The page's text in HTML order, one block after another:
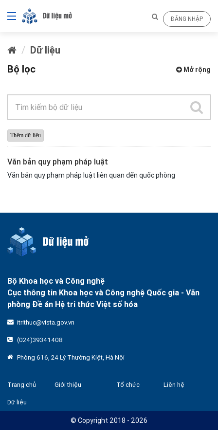
ĐĂNG NHẬP
Dữ liệu
Bộ lọc
Mở rộng
Văn bản quy phạm pháp luật
Văn bản quy phạm pháp luật liên quan đến quốc phòng
Bộ Khoa học và Công nghệ
Cục thông tin Khoa học và Công nghệ Quốc gia - Văn
phòng Đề án Hệ tri thức Việt số hóa
itrithuc@vista.gov.vn
(024)39341408
Phòng 616, 24 Lý Thường Kiệt, Hà Nội
Trang chủ Giới thiệu
Dữ liệu
Tổ chức Liên hệ
© Copyright 2018 - 2026